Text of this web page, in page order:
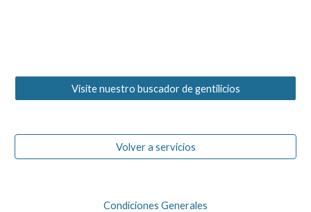
Visite nuestro buscador de gentilicios
Volver a servicios
Condiciones Generales